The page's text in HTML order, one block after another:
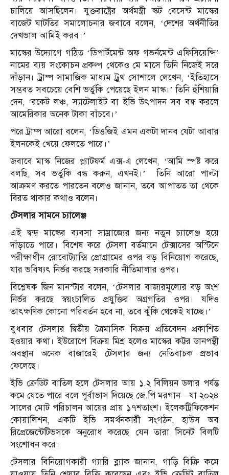
চালিয়ে আসছিলেন। যুক্তরাষ্ট্রের অর্থমন্ত্রী স্কট বেসেন্ট মাস্কের
বাজেট ঘাটতির সমালোচনার জবাবে বলেন, ‘দেশের অর্থনীতির
দেখভাল আমিই করব।’
মাস্কের উদ্যোগে গঠিত ‘ডিপার্টমেন্ট অফ গভর্নমেন্ট এফিসিয়েন্সি’
নামের ব্যয় সংকোচন প্রকল্প থেকেও মে মাসে তিনি নিজেই সরে
দাঁড়ান। ট্রাম্প সামাজিক মাধ্যম ট্রুথ সোশালে লেখেন, ‘ইতিহাসে
সম্ভবত সবচেয়ে বেশি ভর্তুকি পেয়েছে ইলন মাস্ক।’ তিনি হুঁশিয়ারি
দেন, ‘রকেট লঞ্চ, স্যাটেলাইট বা ইভি উৎপাদন সব বন্ধ করলে
আমেরিকার অনেক টাকা বাঁচবে।’
পরে ট্রাম্প আরো বলেন, ‘ডিওজিই এমন একটা দানব যেটা আবার
ইলনকেই খেয়ে ফেলতে পারে।’
জবাবে মাস্ক নিজের প্ল্যাটফর্ম এক্স-এ লেখেন, ‘আমি স্পষ্ট করে
বলছি, সব ভর্তুকি বন্ধ করুন, এখনই।’ তিনি আরো পাল্টা
আক্রমণ করতে পারতেন বলেও জানান, তবে আপাতত তা থেকে
বিরত থাকার কথাও বলেন।
টেসলার সামনে চ্যালেঞ্জ
এই দ্বন্দ্ব মাস্কের ব্যবসা সাম্রাজ্যের জন্য নতুন চ্যালেঞ্জ হয়ে
দাঁড়াতে পারে। বিশেষ করে টেসলা বর্তমানে টেক্সাসের অস্টিনে
পরীক্ষাধীন রোবোট্যাক্সি প্রোগ্রামের ওপর বড় বিনিয়োগ করেছে,
যার ভবিষ্যৎ নির্ভর করছে সরকারি নীতিমালার ওপর।
বিশ্লেষক জিন মানস্টার বলেন, ‘টেসলার বাজারমূল্যের বড় অংশ
নির্ভর করছে স্বয়ংচালিত প্রযুক্তির অগ্রগতির ওপর। যদিও
তাৎক্ষণিক কোনো পরিবর্তন হবে না, তবে ঝুঁকি থেকেই যাচ্ছে।’
বুধবার টেসলার দ্বিতীয় ত্রৈমাসিক বিক্রয় প্রতিবেদন প্রকাশিত
হওয়ার কথা। ইউরোপে বিক্রয় মিশ্র হলেও মাস্কের কট্টর ডানপন্থী
অবস্থান অনেক বাজারেই টেসলার জন্য নেতিবাচক প্রভাব
ফেলেছে।
ইভি ক্রেডিট বাতিল হলে টেসলার আয় ১.২ বিলিয়ন ডলার পর্যন্ত
কমে যেতে পারে বলে পূর্বাভাস দিয়েছে জে.পি মরগান—যা ২০২৪
সালের মোট পরিচালন আয়ের প্রায় ১৭শতাংশ। ইলেকট্রিফিকেশন
কোয়ালিশন, একটি ইভি সমর্থনকারী সংগঠন, হাউস অব
রিপ্রেজেন্টেটিভসকে অনুরোধ করেছে যেন তারা সিনেট বিলটি
সংশোধন করে।
টেসলার বিনিয়োগকারী গ্যারি ব্ল্যাক জানান, গাড়ি বিক্রি কমে